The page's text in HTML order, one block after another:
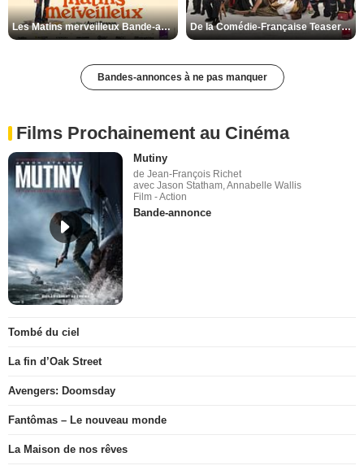
Les Matins merveilleux Bande-annonce VF De la Comédie-Française Teaser VF
Bandes-annonces à ne pas manquer
Films Prochainement au Cinéma
Mutiny
de Jean-François Richet
avec Jason Statham, Annabelle Wallis
Film - Action
Bande-annonce
Tombé du ciel
La fin d’Oak Street
Avengers: Doomsday
Fantômas – Le nouveau monde
La Maison de nos rêves